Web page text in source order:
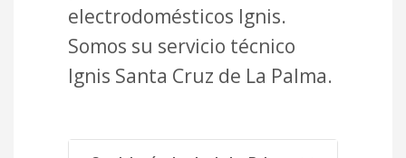
electrodomésticos Ignis.
Somos su servicio técnico
Ignis Santa Cruz de La Palma.